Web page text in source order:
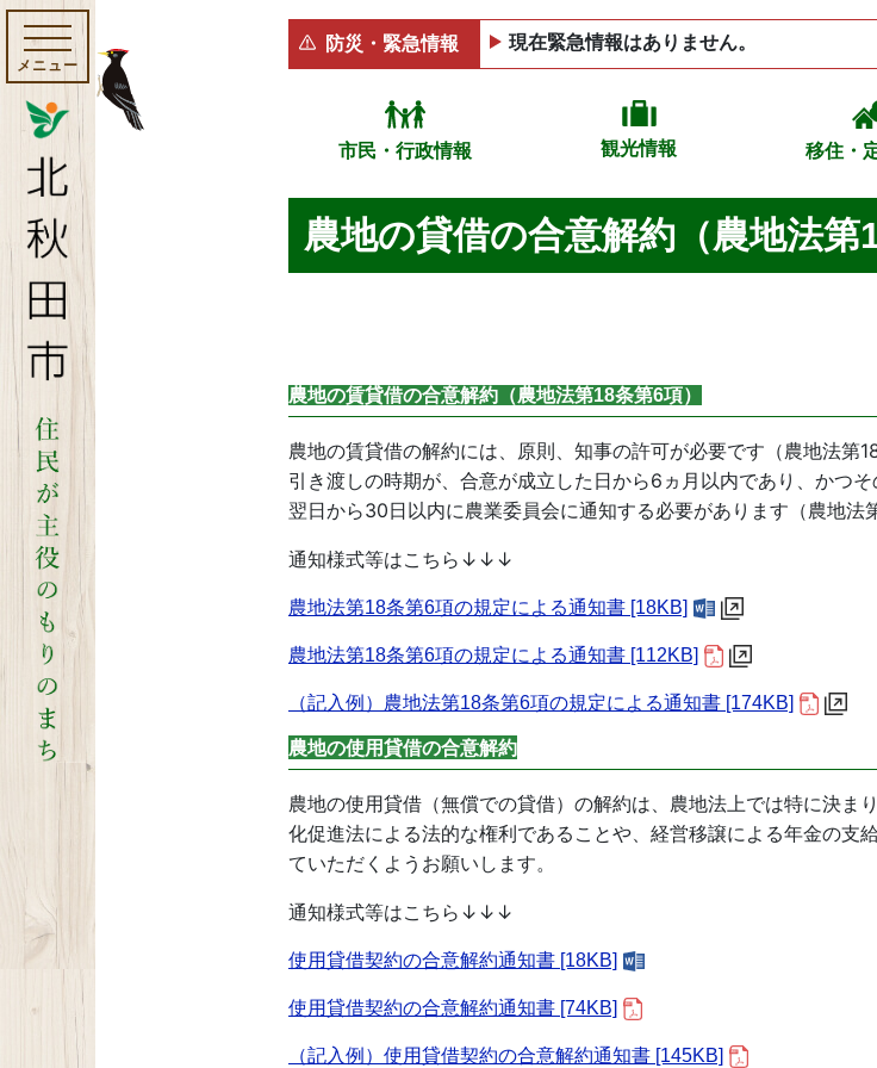
メニュー
防災・緊急情報 現在緊急情報はありません。
市民・行政情報 観光情報 移住・
農地の貸借の合意解約（農地法第
農地の賃貸借の合意解約（農地法第18条第6項）
農地の賃貸借の解約には、原則、知事の許可が必要です（農地法
引き渡しの時期が、合意が成立した日から6ヵ月以内であり、かつ
翌日から30日以内に農業委員会に通知する必要があります（農地法
通知様式等はこちら↓↓↓
農地法第18条第6項の規定による通知書 [18KB]
農地法第18条第6項の規定による通知書 [112KB]
（記入例）農地法第18条第6項の規定による通知書 [174KB]
農地の使用貸借の合意解約
農地の使用貸借（無償での貸借）の解約は、農地法上では特に決
化促進法による法的な権利であることや、経営移譲による年金の支
ていただくようお願いします。
通知様式等はこちら↓↓↓
使用貸借契約の合意解約通知書 [18KB]
使用貸借契約の合意解約通知書 [74KB]
（記入例）使用貸借契約の合意解約通知書 [145KB]